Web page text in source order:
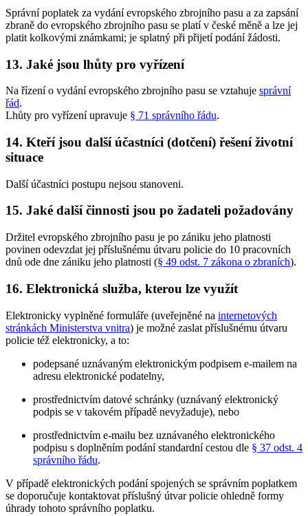
Správní poplatek za vydání evropského zbrojního pasu a za zapsání
zbraně do evropského zbrojního pasu se platí v české měně a lze jej
platit kolkovými známkami; je splatný při přijetí podání žádosti.
13. Jaké jsou lhůty pro vyřízení
Na řízení o vydání evropského zbrojního pasu se vztahuje správní
řád.
Lhůty pro vyřízení upravuje § 71 správního řádu.
14. Kteří jsou další účastníci (dotčení) řešení životní
situace
Další účastníci postupu nejsou stanoveni.
15. Jaké další činnosti jsou po žadateli požadovány
Držitel evropského zbrojního pasu je po zániku jeho platnosti
povinen odevzdat jej příslušnému útvaru policie do 10 pracovních
dnů ode dne zániku jeho platnosti (§ 49 odst. 7 zákona o zbraních).
16. Elektronická služba, kterou lze využít
Elektronicky vyplněné formuláře (uveřejněné na internetových
stránkách Ministerstva vnitra) je možné zaslat příslušnému útvaru
policie též elektronicky, a to:
podepsané uznávaným elektronickým podpisem e-mailem na
adresu elektronické podatelny,
prostřednictvím datové schránky (uznávaný elektronický
podpis se v takovém případě nevyžaduje), nebo
prostřednictvím e-mailu bez uznávaného elektronického
podpisu s doplněním podání standardní cestou dle § 37 odst. 4
správního řádu.
V případě elektronických podání spojených se správním poplatkem
se doporučuje kontaktovat příslušný útvar policie ohledně formy
úhrady tohoto správního poplatku.